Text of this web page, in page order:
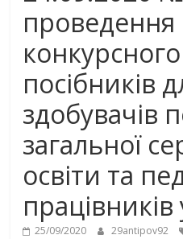
проведення
посібників
здобувачів
загальної
освіти та
працівників
25/09/2020 29antipov92